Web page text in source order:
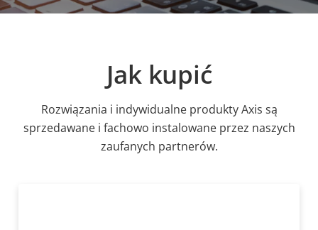
Jak kupić
Rozwiązania i indywidualne produkty Axis są
sprzedawane i fachowo instalowane przez naszych
zaufanych partnerów.